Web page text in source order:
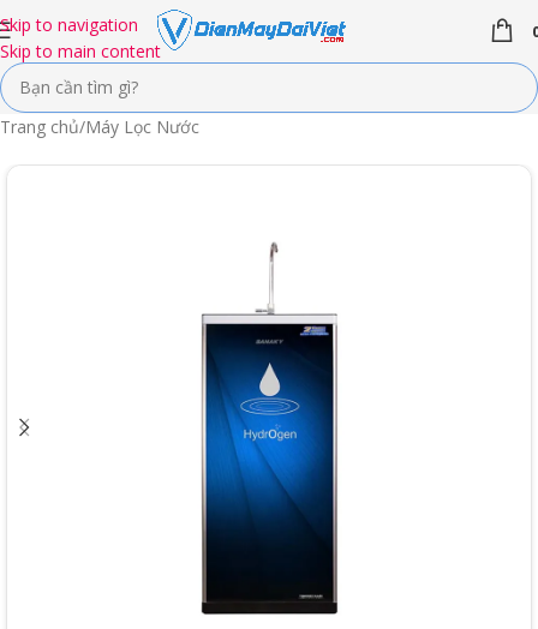
Skip to navigation
Skip to main content
Trang chủ/Máy Lọc Nước